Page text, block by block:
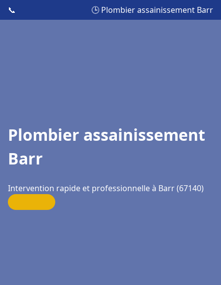
📞 🕒 Plombier assainissement Barr
Plombier assainissement
Barr
Intervention rapide et professionnelle à Barr (67140)